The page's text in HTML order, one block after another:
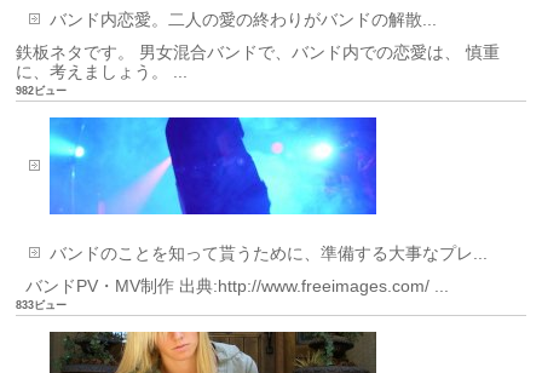
バンド内恋愛。二人の愛の終わりがバンドの解散...
鉄板ネタです。 男女混合バンドで、バンド内での恋愛は、 慎重
に、考えましょう。 ...
982ビュー
バンドのことを知って貰うために、準備する大事なプレ...
バンドPV・MV制作 出典:http://www.freeimages.com/ ...
833ビュー